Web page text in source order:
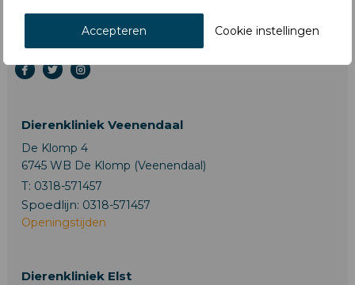
Cookie instellingen
Accepteren
Dierenkliniek Veenendaal
De Klomp 4
6745 WB De Klomp (Veenendaal)
T: 0318-571457
Spoedlijn: 0318-571457
Openingstijden
Dierenkliniek Elst